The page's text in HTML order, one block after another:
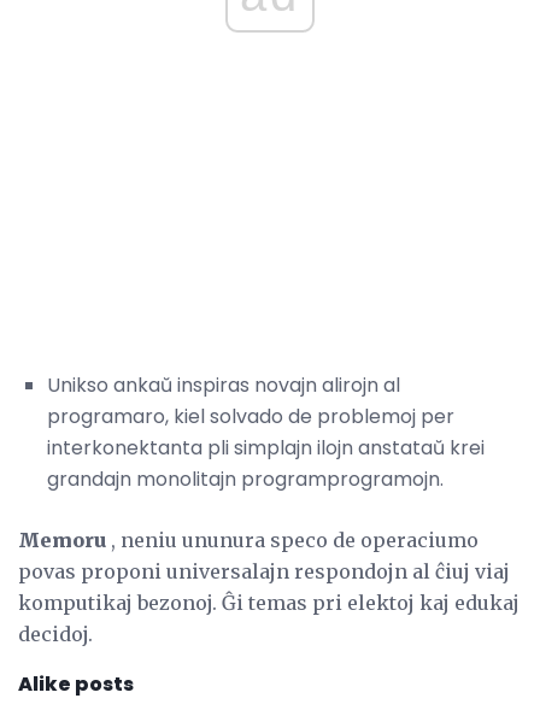
Unikso ankaŭ inspiras novajn alirojn al
programaro, kiel solvado de problemoj per
interkonektanta pli simplajn ilojn anstataŭ krei
grandajn monolitajn programprogramojn.
Memoru , neniu ununura speco de operaciumo
povas proponi universalajn respondojn al ĉiuj viaj
komputikaj bezonoj. Ĝi temas pri elektoj kaj edukaj
decidoj.
Alike posts